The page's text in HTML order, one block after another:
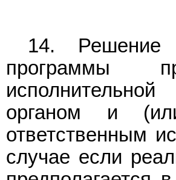
14. Решение
программы
органом и
ответственным
случае если